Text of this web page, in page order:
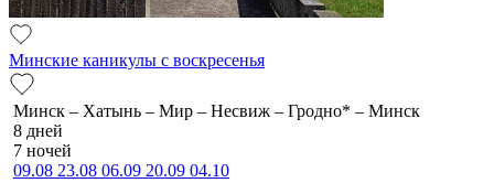
Минские каникулы с воскресенья
Минск – Хатынь – Мир – Несвиж – Гродно* – Минск
8 дней
7 ночей
09.08 23.08 06.09 20.09 04.10